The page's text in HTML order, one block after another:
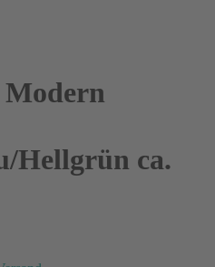
Hellgrün ca.